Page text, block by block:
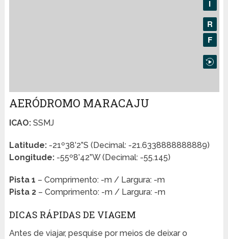
AERÓDROMO MARACAJU
ICAO:SSMJ
Latitude:-21º38’2”S (Decimal: -21.6338888888889)
Longitude:-55º8’42”W (Decimal: -55.145)
Pista 1 – Comprimento: -m / Largura: -m
Pista 2– Comprimento: -m / Largura: -m
DICAS RÁPIDAS DE VIAGEM
Antes de viajar, pesquise por meios de deixar o